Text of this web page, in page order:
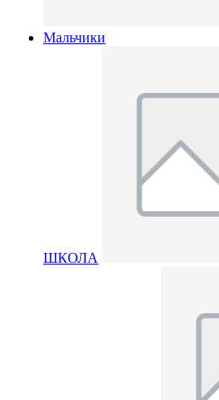
Мальчики
ШКОЛА